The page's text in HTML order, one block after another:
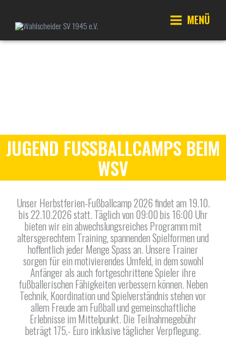
springen
Main
MENÜ
JUGEND FUSSBALLCAMPS BEIM W
SV
Unser Herbstferien-Fußballcamp 2026 findet am 19.10.
bis 22.10.2026 statt. Täglich von 09:00 bis 16:00 Uhr
bieten wir ein abwechslungsreiches Programm mit
altersgerechtem Training, spannenden Spielformen und
hoffentlich jeder Menge Spass an. Unsere Trainer
sorgen für ein motivierendes Umfeld, in dem sowohl
Anfänger als auch fortgeschrittene Spieler ihre
fußballerischen Fähigkeiten verbessern können. Neben
Technik, Koordination und Spielverständnis stehen vor
allem Freude am Fußball und gemeinschaftliche
Erlebnisse im Mittelpunkt. Die Teilnahmegebühr
beträgt 175,- Euro inklusive täglicher Verpflegung.